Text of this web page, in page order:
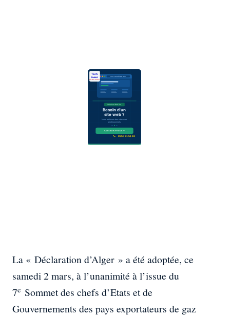
La « Déclaration d’Alger » a été adoptée, ce
samedi 2 mars, à l’unanimité à l’issue du
7e Sommet des chefs d’Etats et de
Gouvernements des pays exportateurs de gaz